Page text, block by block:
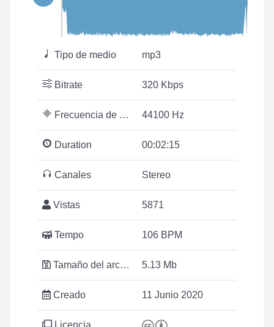
Tipo de medio mp3
Bitrate 320 Kbps
Frecuencia de muestreo 44100 Hz
Duration 00:02:15
Canales Stereo
Vistas 5871
Tempo 106 BPM
Tamaño del archivo 5.13 Mb
Creado 11 Junio 2020
Licencia